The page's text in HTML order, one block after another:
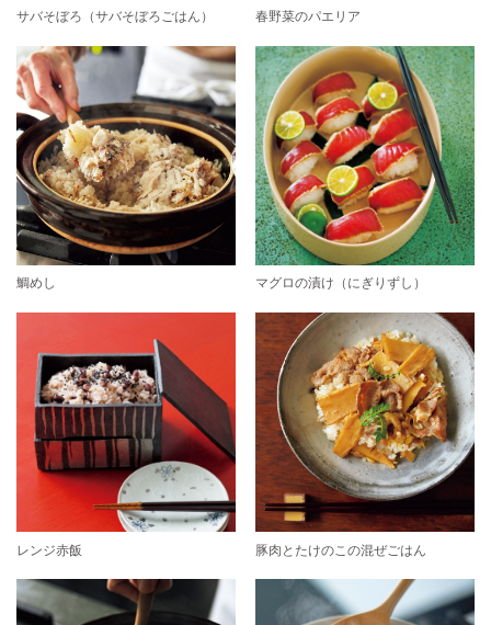
サバそぼろ（サバそぼろごはん） 春野菜のパエリア
鯛めし マグロの漬け（にぎりずし）
レンジ赤飯 豚肉とたけのこの混ぜごはん